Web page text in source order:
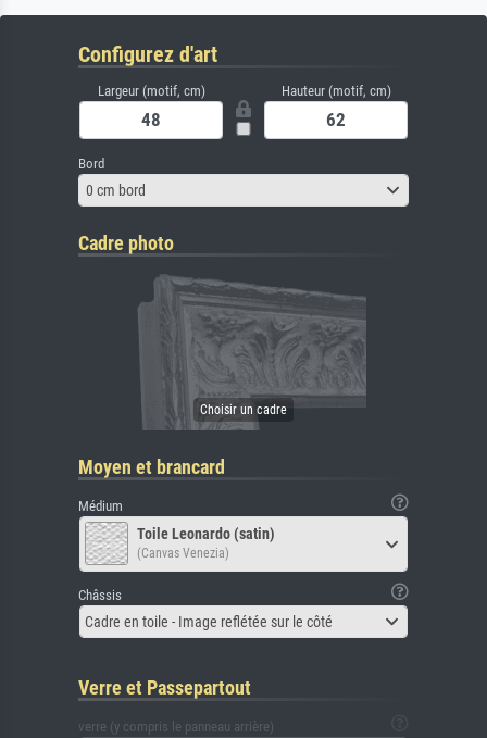
Configurez d'art
Largeur (motif, cm) Hauteur (motif, cm)
Bord
0 cm bord
Cadre photo
Moyen et brancard
Médium
Toile Leonardo (satin)
(Canvas Venezia)
Châssis
Cadre en toile - Image reflétée sur le côté
Verre et Passepartout
verre (y compris le panneau arrière)